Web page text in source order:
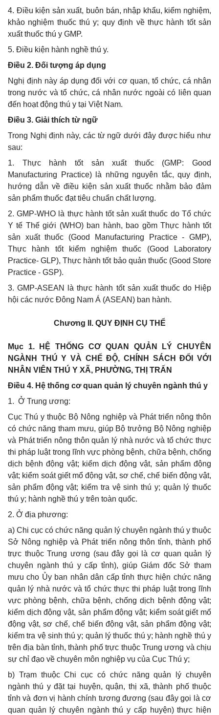
4. Điều kiện sản xuất, buôn bán, nhập khẩu, kiểm nghiệm,
khảo nghiệm thuốc thú y; quy định về thực hành tốt sản
xuất thuốc thú y GMP.
5. Điều kiện hành nghề thú y.
Điều 2. Đối tượng áp dụng
Nghị định này áp dụng đối với cơ quan, tổ chức, cá nhân
trong nước và tổ chức, cá nhân nước ngoài có liên quan
đến hoạt động thú y tại Việt Nam.
Điều 3. Giải thích từ ngữ
Trong Nghị định này, các từ ngữ dưới đây được hiểu như
sau:
1. Thực hành tốt sản xuất thuốc (GMP: Good
Manufacturing Practice)
là những nguyên tắc, quy định,
hướng dẫn về điều kiện sản xuất thuốc nhằm bảo đảm
sản phẩm thuốc đạt tiêu chuẩn chất lượng.
2. GMP-WHO là thực hành tốt sản xuất thuốc do Tổ chức
Y tế Thế giới (WHO) ban hành, bao gồm Thực hành tốt
sản xuất thuốc (Good Manufacturing Practice - GMP),
Thực hành tốt kiểm nghiệm thuốc (Good Laboratory
Practice- GLP), Thực hành tốt bảo quản thuốc (Good Store
Practice - GSP).
3. GMP-ASEAN là thực hành tốt sản xuất thuốc do Hiệp
hội các nước Đông Nam Á (ASEAN) ban hành.
Chương II. QUY ĐỊNH CỤ THỂ
Mục 1. HỆ THỐNG CƠ QUAN QUẢN LÝ CHUYÊN
NGÀNH THÚ Y VÀ CHẾ ĐỘ, CHÍNH SÁCH ĐỐI VỚI
NHÂN VIÊN THÚ Y XÃ, PHƯỜNG, THỊ TRẤN
Điều 4. Hệ thống cơ quan quản lý chuyên ngành thú y
1. Ở Trung ương:
Cục Thú y thuộc Bộ Nông nghiệp và Phát triển nông thôn
có chức năng tham mưu, giúp Bộ trưởng Bộ Nông nghiệp
và Phát triển nông thôn quản lý nhà nước và tổ chức thực
thi pháp luật trong lĩnh vực phòng bệnh, chữa bệnh,chống
dịch bệnh động vật; kiểm dịch động vật, sản phẩm động
vật; kiểm soátgiết mổ động vật, sơ chế, chế biến động vật,
sản phẩm động vật; kiểm tra vệ sinh thú y; quản lý thuốc
thú y; hành nghề thú y trên toàn quốc.
2. Ở địa phương:
a) Chi cục có chức năng quản lý chuyên ngành thú y thuộc
Sở Nông nghiệp và Phát triển nông thôn tỉnh, thành phố
trực thuộc Trung ương (sau đây gọi là cơ quan quản lý
chuyên ngành thú y cấp tỉnh), giúp Giám đốc Sở tham
mưu cho Ủy ban nhân dân cấp tỉnh thực hiện chức năng
quản lý nhà nước và tổ chức thực thi pháp luật trong lĩnh
vực phòng bệnh, chữa bệnh,chống dịch bệnh động vật;
kiểm dịch động vật, sản phẩm động vật; kiểm soátgiết mổ
động vật,sơ chế, chế biến động vật,sản phẩm động vật;
kiểm tra vệ sinh thú y; quản lýthuốc thú y; hành nghề thú y
trên địa bàn tỉnh, thành phố trực thuộc Trung ương và chịu
sự chỉ đạo về chuyên môn nghiệp vụ của Cục Thú y;
b) Trạm thuộc Chi cục có chức năng quản lý chuyên
ngành thú y đặt tại huyện, quận, thị xã, thành phố thuộc
tỉnh và đơn vị hành chính tương đương (sau đây gọi là cơ
quan quản lý chuyên ngành thú y cấp huyện) thực hiện